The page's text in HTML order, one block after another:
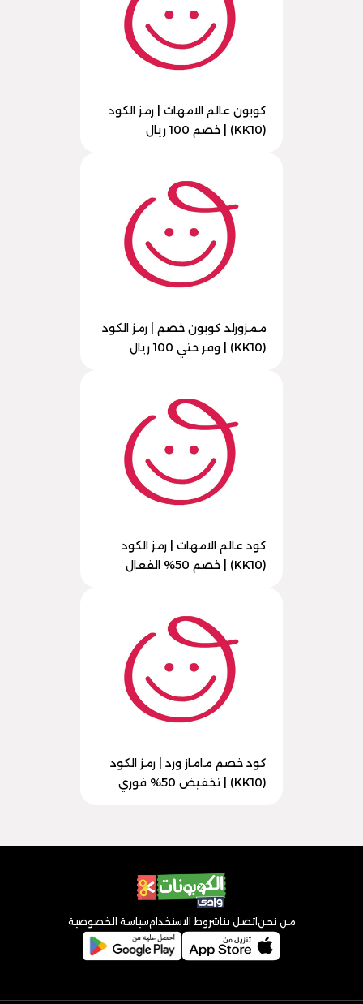
كوبون عالم الامهات | رمز الكود
(KK10) | خصم 100 ريال
ممزورلد كوبون خصم | رمز الكود
(KK10) | وفر حتي 100 ريال
كود عالم الامهات | رمز الكود
(KK10) | خصم 50% الفعال
كود خصم ماماز ورد | رمز الكود
(KK10) | تخفيض 50% فوري
من نحن اتصل بنا شروط الاستخدامسياسة الخصوصية